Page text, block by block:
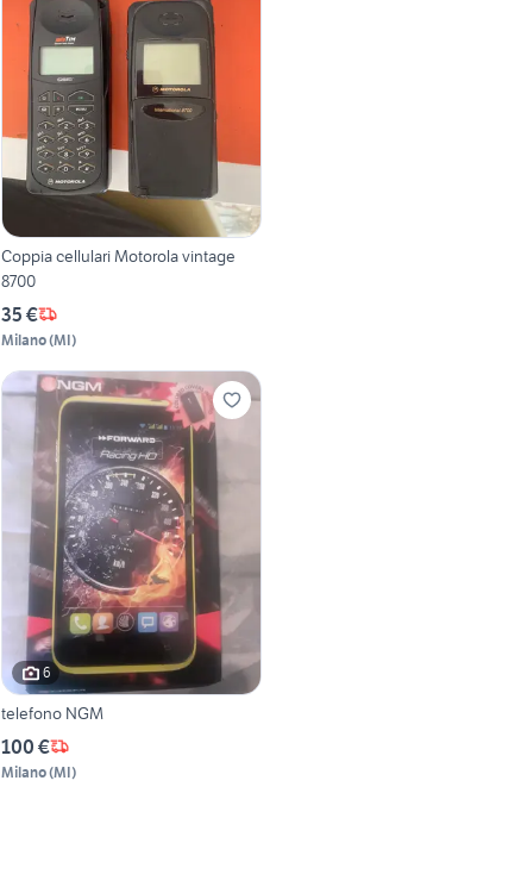
Coppia cellulari Motorola vintage
8700
35 €
Milano(MI)
6
telefono NGM
100 €
Milano(MI)